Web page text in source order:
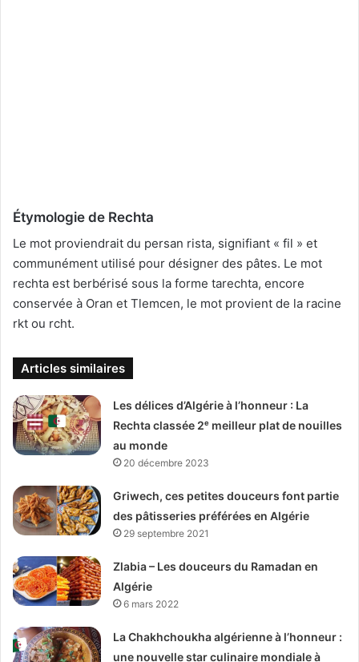
Étymologie de Rechta
Le mot proviendrait du persan rista, signifiant « fil » et
communément utilisé pour désigner des pâtes. Le mot
rechta est berbérisé sous la forme tarechta, encore
conservée à Oran et Tlemcen, le mot provient de la racine
rkt ou rcht.
Articles similaires
Les délices d’Algérie à l’honneur : La
Rechta classée 2ᵉ meilleur plat de nouilles
au monde
20 décembre 2023
Griwech, ces petites douceurs font partie
des pâtisseries préférées en Algérie
29 septembre 2021
Zlabia – Les douceurs du Ramadan en
Algérie
6 mars 2022
La Chakhchoukha algérienne à l’honneur :
une nouvelle star culinaire mondiale à